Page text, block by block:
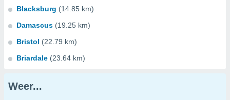
Blacksburg (14.85 km)
Damascus (19.25 km)
Bristol (22.79 km)
Briardale (23.64 km)
Weer...